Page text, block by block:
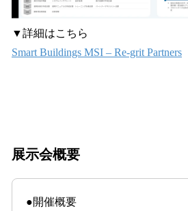
▼詳細はこちら
Smart Buildings MSI – Re-grit Partners
展示会概要
●開催概要